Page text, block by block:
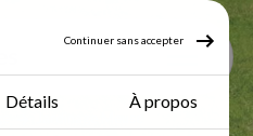
Continuer sans accepter
Détails À propos